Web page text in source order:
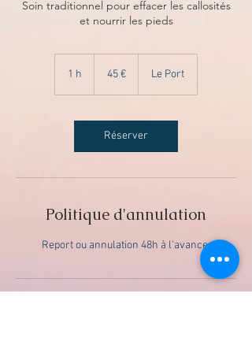
Soin traditionnel pour effacer les callosités
et nourrir les pieds
1 h 45 € Le Port
Réserver
Politique d'annulation
Report ou annulation 48h à l'avance.